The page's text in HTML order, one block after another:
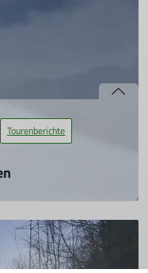
Auto bis nach
Tourenberichte
für ein verlängertes
In Bivio hatten wir
Vielen Dank den